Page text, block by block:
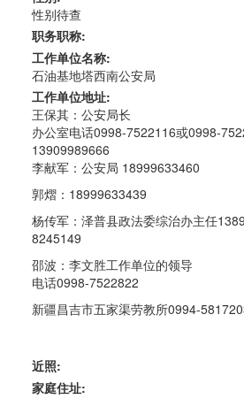
性别待查
职务职称:
工作单位名称:
石油基地塔西南公安局
工作单位地址:
王保其：公安局长
办公室电话0998-7522116或0998-
13909989666
李献军：公安局 18999633460
郭熠：18999633439
杨传军：泽普县政法委综治办主任
8245149
邵波：李文胜工作单位的领导
电话0998-7522822
新疆昌吉市五家渠劳教所0994-
近照:
家庭住址: